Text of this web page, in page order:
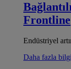
Frontline
Endüstriyel
Daha fazla